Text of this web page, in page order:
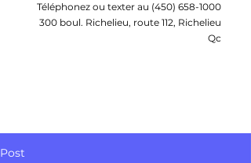
Téléphonez ou texter au (450) 658-1000
300 boul. Richelieu, route 112, Richelieu
Qc
Post